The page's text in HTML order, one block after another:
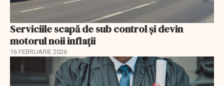
Serviciile scapă de sub control și devin
motorul noii inflații
16 FEBRUARIE 2026